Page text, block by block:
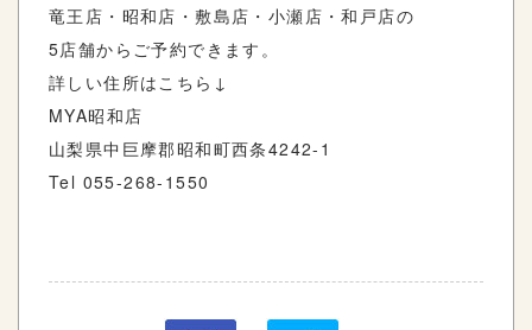
竜王店・昭和店・敷島店・小瀬店・和戸店の
5店舗からご予約できます。
詳しい住所はこちら ↓
MYA昭和店
山梨県中巨摩郡昭和町西条4242-1
Tel 055-268-1550